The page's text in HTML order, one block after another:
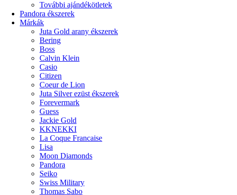
További ajándékötletek
Pandora ékszerek
Márkák
Juta Gold arany ékszerek
Bering
Boss
Calvin Klein
Casio
Citizen
Coeur de Lion
Juta Silver ezüst ékszerek
Forevermark
Guess
Jackie Gold
KKNEKKI
La Coque Francaise
Lisa
Moon Diamonds
Pandora
Seiko
Swiss Military
Thomas Sabo